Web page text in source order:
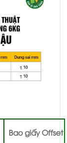
Bao giấy Offset